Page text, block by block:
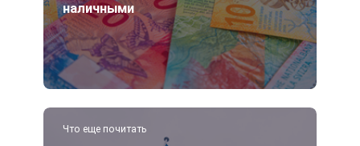
наличными
Что еще почитать